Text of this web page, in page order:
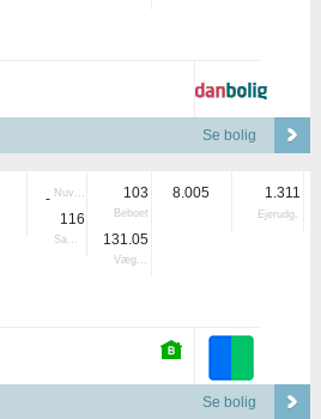
Se bolig
- Nuvær.
116
Samlet
103
Beboet
131.05
Vægtet
8.005 1.311
Ejerudg.
Se bolig